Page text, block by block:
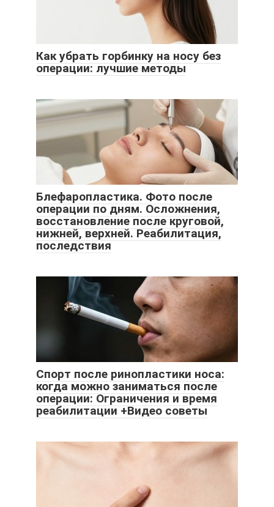
Как убрать горбинку на носу без
операции: лучшие методы
Блефаропластика. Фото после
операции по дням. Осложнения,
восстановление после круговой,
нижней, верхней. Реабилитация,
последствия
Спорт после ринопластики носа:
когда можно заниматься после
операции: Ограничения и время
реабилитации +Видео советы